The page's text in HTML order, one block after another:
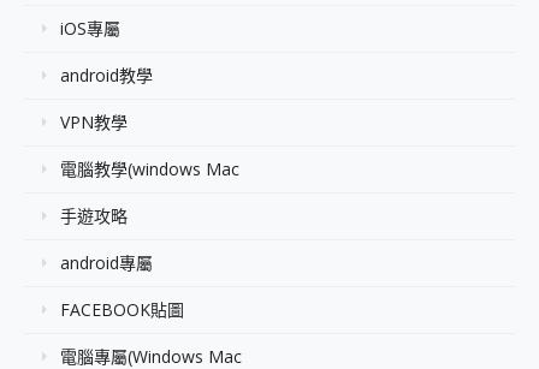
iOS專屬
android教學
VPN教學
電腦教學(windows Mac
手遊攻略
android專屬
FACEBOOK貼圖
電腦專屬(Windows Mac